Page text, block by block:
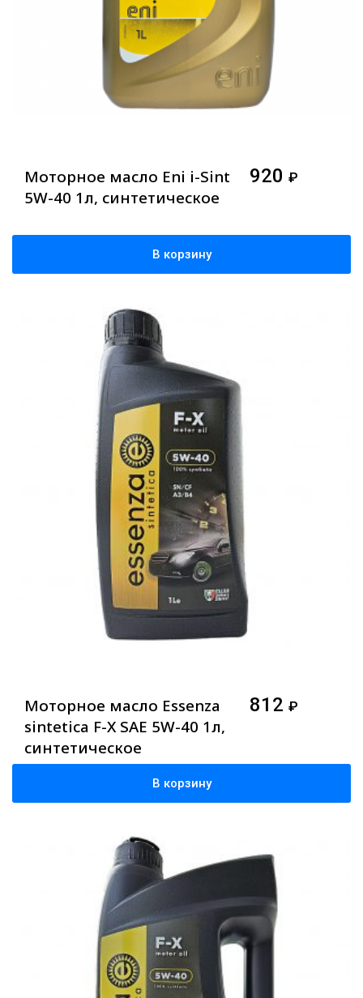
Моторное масло Eni i-Sint
5W-40 1л, синтетическое
920 ₽
В корзину
Моторное масло Essenza
sintetica F-X SAE 5W-40 1л,
синтетическое
812 ₽
В корзину